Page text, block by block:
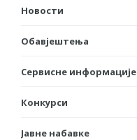
Новости
Обавјештења
Сервисне информације
Конкурси
Јавне набавке